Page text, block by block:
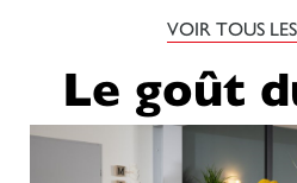
VOIR TOUS
Le goût